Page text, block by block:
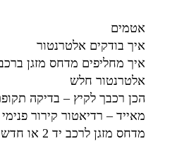
אטמים
איך בודקים אלטרנטור
איך מחליפים מדחס מזגן
אלטרנטור חלש
הכן רכבך לקיץ – בדיקה
מאייד – רדיאטור קירור פנימי
מדחס מזגן לרכב יד 2 או חדש ?